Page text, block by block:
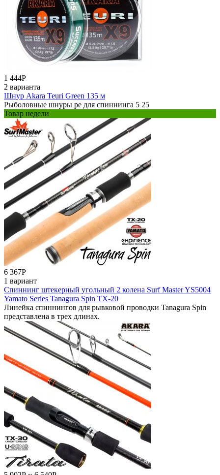
1 444Р
2 варианта
Шнур Akara Teuri Green 135 м
Рыболовные шнуры pe для спиннинга 5 25
Товар недели
6 367Р
1 вариант
Спиннинг штекерный угольный 2 колена Surf Master YS5004
Yamato Series Tanagura Spin TX-20
Линейка спиннингов для рывковой проводки Tanagura Spin
представлена в трех длинах.